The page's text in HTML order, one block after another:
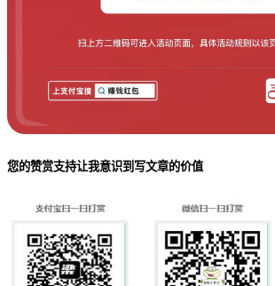
您的赞赏支持让我意识到写文章的价值